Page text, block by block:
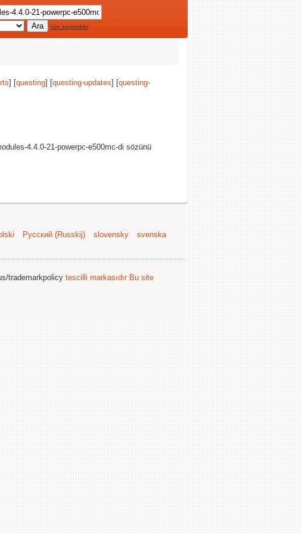
tüm seçenekler
] [questing] [questing-updates] [questing-
4.4.0-21-powerpc-e500mc-di sözünü
Русский (Russkij) slovensky
svenska
trademarkpolicy tescilli markasıdır Bu site